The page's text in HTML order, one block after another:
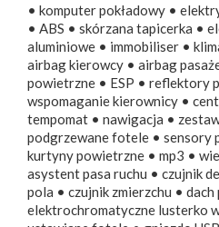
• komputer pokładowy •
• ABS • skórzana tapicerka •
aluminiowe • immobiliser •
airbag kierowcy • airbag
powietrzne • ESP • reflektory
wspomaganie kierownicy •
tempomat • nawigacja •
podgrzewane fotele • sensory
kurtyny powietrzne • mp3 •
asystent pasa ruchu • czujnik
pola • czujnik zmierzchu • dach
elektrochromatyczne lusterko